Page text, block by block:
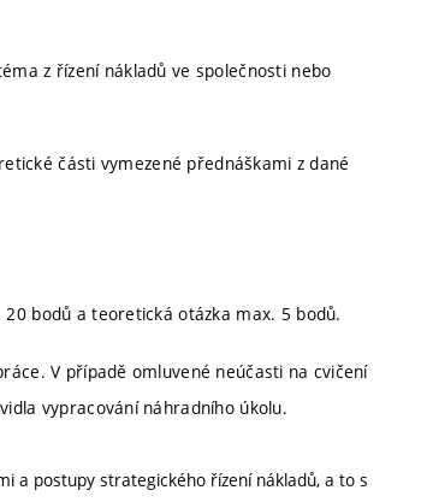
z řízení nákladů ve společnosti nebo
části vymezené přednáškami z dané
bodů a teoretická otázka max. 5 bodů.
V případě omluvené neúčasti na cvičení
vypracování náhradního úkolu.
a postupy strategického řízení nákladů, a to s